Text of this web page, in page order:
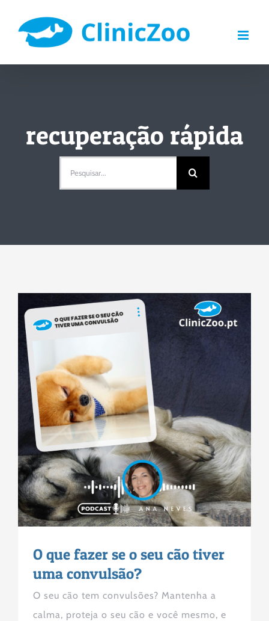
content
recuperação rápida
O que fazer se o seu cão tiver
uma convulsão?
O seu cão tem convulsões? Mantenha a
calma, proteja o seu cão e você mesmo, e